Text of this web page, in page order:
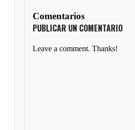
Comentarios
PUBLICAR UN COMENTARIO
Leave a comment. Thanks!